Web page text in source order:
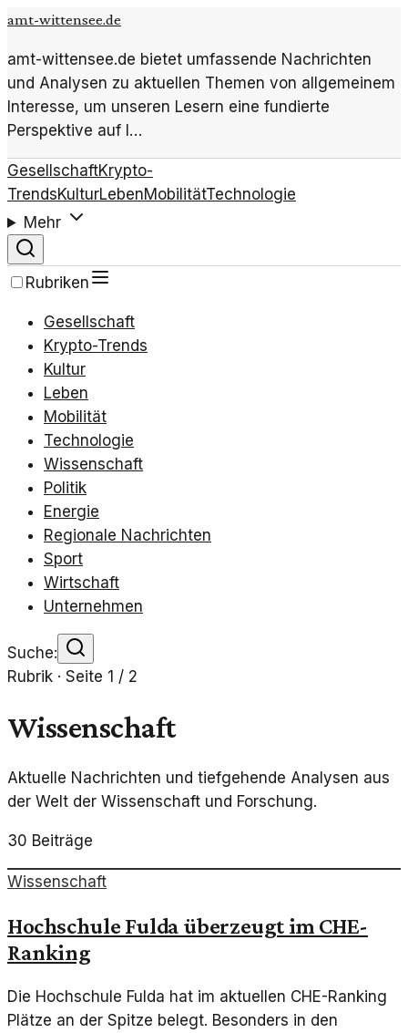
amt-wittensee.de
amt-wittensee.de bietet umfassende Nachrichten
und Analysen zu aktuellen Themen von allgemeinem
Interesse, um unseren Lesern eine fundierte
Perspektive auf l…
GesellschaftKrypto-
TrendsKulturLebenMobilitätTechnologie
Mehr
Rubriken
Gesellschaft
Krypto-Trends
Kultur
Leben
Mobilität
Technologie
Wissenschaft
Politik
Energie
Regionale Nachrichten
Sport
Wirtschaft
Unternehmen
Suche:
Rubrik · Seite 1 / 2
Wissenschaft
Aktuelle Nachrichten und tiefgehende Analysen aus
der Welt der Wissenschaft und Forschung.
30 Beiträge
Wissenschaft
Hochschule Fulda überzeugt im CHE-
Ranking
Die Hochschule Fulda hat im aktuellen CHE-Ranking
Plätze an der Spitze belegt. Besonders in den